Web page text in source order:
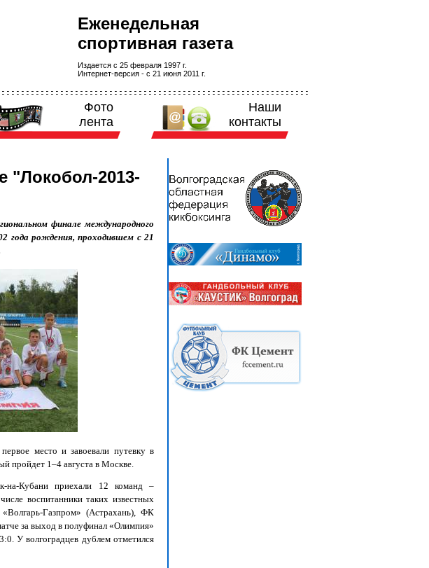
Еженедельная
спортивная газета
Издается с 25 февраля 1997 г.
Интернет-версия - с 21 июня 2011 г.
Фото
лента
Наши
контакты
"Локобол-2013-
финале международного
года рождения, проходившем с 21
место и завоевали путевку в
пройдет 1–4 августа в Москве.
на-Кубани приехали 12 команд –
воспитанники таких известных
Газпром» (Астрахань), ФК
за выход в полуфинал «Олимпия»
У волгоградцев дублем отметился